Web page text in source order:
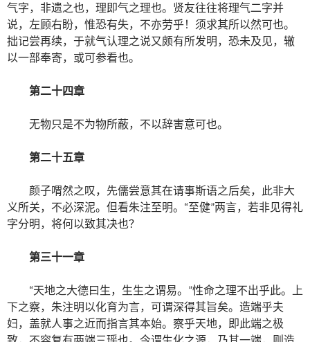
气字，非遗之也，理即气之理也。贤友往往将理气二字并
说，左顾右盼，惟恐有失，不亦劳乎！须求其所以然可也。
拙记尝再续，于就气认理之说又颇有所发明，恐未及见，辙
以一部奉寄，或可参看也。
第二十四章
无物只是不为物所蔽，不以辞害意可也。
第二十五章
颜子喟然之叹，先儒尝意其在请事斯语之后矣，此非大
义所关，不必深泥。但看朱注至明。“至健”两言，若非见得礼
字分明，将何以致其决也？
第三十一章
“天地之大德曰生，生生之谓易。”性命之理不出乎此。上
下之察，朱注明以化育为言，可谓深得其旨矣。造端乎夫
妇，盖就人事之近而指言其本始。察乎天地，即此端之极